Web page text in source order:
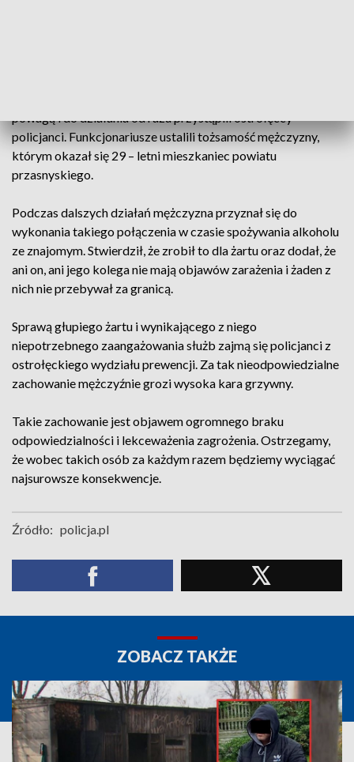
powagą i do działania od razu przystąpili ostrołęccy
policjanci. Funkcjonariusze ustalili tożsamość mężczyzny,
którym okazał się 29 – letni mieszkaniec powiatu
przasnyskiego.
Podczas dalszych działań mężczyzna przyznał się do
wykonania takiego połączenia w czasie spożywania alkoholu
ze znajomym. Stwierdził, że zrobił to dla żartu oraz dodał, że
ani on, ani jego kolega nie mają objawów zarażenia i żaden z
nich nie przebywał za granicą.
Sprawą głupiego żartu i wynikającego z niego
niepotrzebnego zaangażowania służb zajmą się policjanci z
ostrołęckiego wydziału prewencji. Za tak nieodpowiedzialne
zachowanie mężczyźnie grozi wysoka kara grzywny.
Takie zachowanie jest objawem ogromnego braku
odpowiedzialności i lekceważenia zagrożenia. Ostrzegamy,
że wobec takich osób za każdym razem będziemy wyciągać
najsurowsze konsekwencje.
Źródło: policja.pl
ZOBACZ TAKŻE